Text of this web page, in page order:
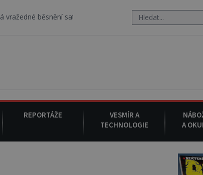
satanistického gangu vedeného Charlesem
REPORTÁŽE
VESMÍR A
TECHNOLOGIE
A